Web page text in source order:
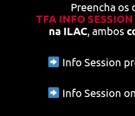
Preencha os
TFA INFO SESSION
na ILAC, ambos
Info Session
Info Session